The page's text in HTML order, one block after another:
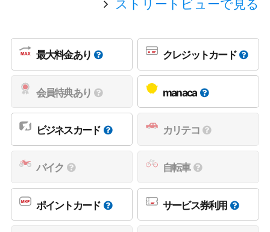
ストリートビューで見る
最大料金あり クレジットカード
会員特典あり manaca
ビジネスカード カリテコ
バイク 自転車
ポイントカード サービス券利用